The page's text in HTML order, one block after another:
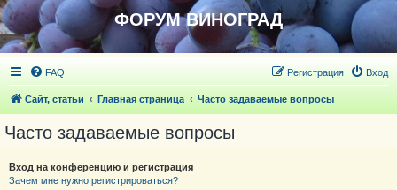
ФОРУМ ВИНОГРАД
FAQ Вход
Регистрация
Сайт, статьи Главная страница Часто задаваемые вопросы
Часто задаваемые вопросы
Вход на конференцию и регистрация
Зачем мне нужно регистрироваться?